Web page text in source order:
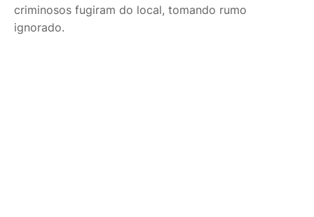
criminosos fugiram do local, tomando rumo
ignorado.